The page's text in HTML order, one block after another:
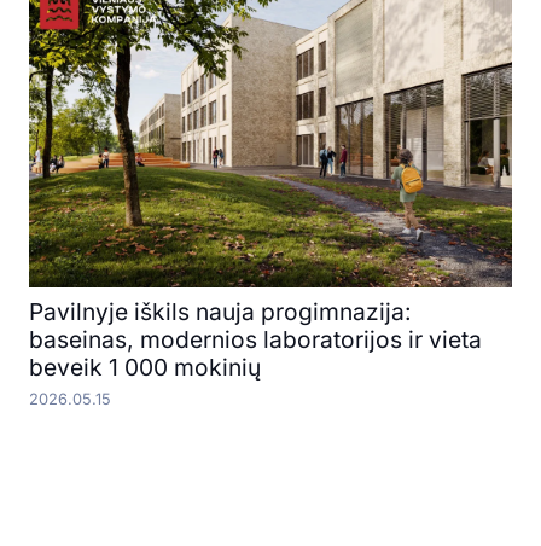
Pavilnyje iškils nauja progimnazija:
baseinas, modernios laboratorijos ir vieta
beveik 1 000 mokinių
2026.05.15